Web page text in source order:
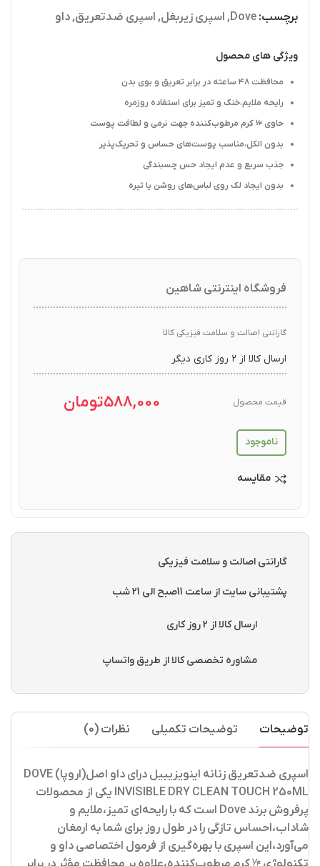
برچسب: Dove
, اسپری زیربغل, اسپری ضدتعریق, داو
ویژگی های محصول
محافظت ۴۸ ساعته در برابر تعریق و بوی بدن
رایحه ملایم،خنک و تمیز برای استفاده روزمره
حاوی ¼ کرم مرطوب‌کننده جهت نرمی و لطافت پوست
بدون الکل،مناسب پوست‌های حساس و تحریک‌پذیر
جذب سریع و عدم ایجاد حس چسبندگی
بدون ایجاد لک روی لباس‌های روشن یا تیره
فروشگاه اینترنتی شاهین
گارانتی اصالت و سلامت فیزیکی کالا
ارسال کالا از ۲ روز کاری دیگر
قیمت محصول 588,000تومان
ناموجود
مقایسه
گارانتی اصالت و سلامت فیزیکی
پشتیبانی سایت از ساعت 11صبح الی 21 شب
ارسال کالا از 2 روز کاری
مشاوره تخصصی کالا از طریق واتساپ
توضیحات توضیحات تکمیلی نظرات (0)
اسپری ضدتعریق زنانه اینویزیبیل درای داو اصل(اروپا) DOVE
INVISIBLE DRY CLEAN TOUCH 250ML یکی از محصولات
پرفروش برند Dove است که با رایحه‌ای تمیز،ملایم و
شاداب،احساس تازگی را در طول روز برای شما به ارمغان
می‌آورد،این اسپری با بهره‌گیری از فرمول اختصاصی داو و